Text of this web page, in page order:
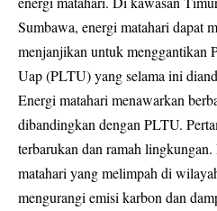
Sumbawa, energi matahari dapat
menjanjikan untuk menggantikan
Uap (PLTU) yang selama ini
Energi matahari menawarkan
dibandingkan dengan PLTU.
terbarukan dan ramah
matahari yang melimpah di
mengurangi emisi karbon dan